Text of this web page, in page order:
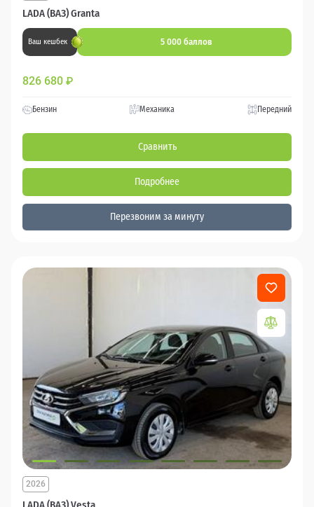
LADA (ВАЗ) Granta
Ваш кешбек 5 000 баллов
826 680 ₽
Бензин Механика Передний
Сравнить
Подробнее
Перезвоним за минуту
2026